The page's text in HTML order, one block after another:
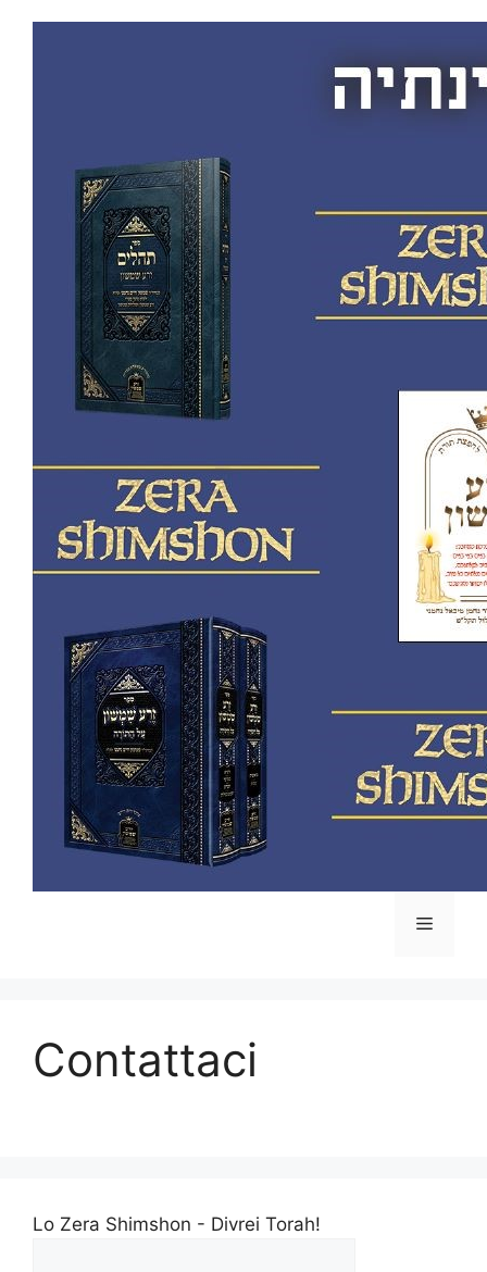
Contattaci
Lo Zera Shimshon - Divrei Torah!